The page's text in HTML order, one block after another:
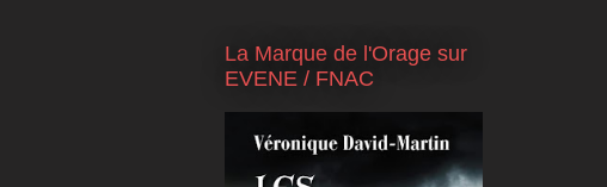
La Marque de l'Orage sur
EVENE / FNAC